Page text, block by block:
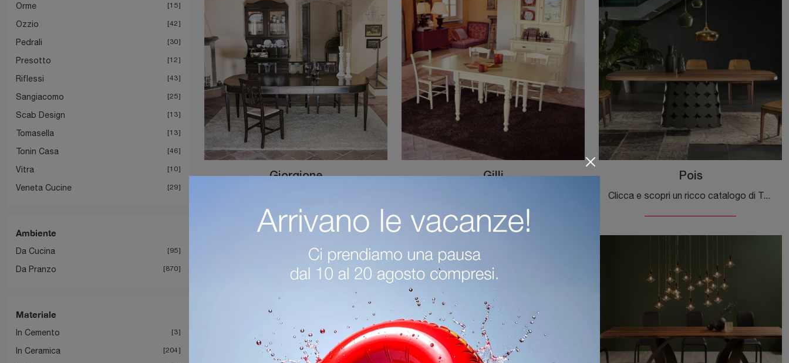
Orme 15
Ozzio 42
Pedrali 30
Presotto 12
Riflessi 43
Sangiacomo 25
Scab Design 13
Tomasella 13
Tonin Casa 46
Vitra 10
Veneta Cucine 29
Ambiente
Da Cucina 95
Da Pranzo 870
Materiale
In Cemento 3
In Ceramica 204
Giorgione
Gilli
Pois
Clicca e scopri un ricco catalogo di Tavoli design fissi da pranzo! Il modello Pois di Tonin Casa ti attende.